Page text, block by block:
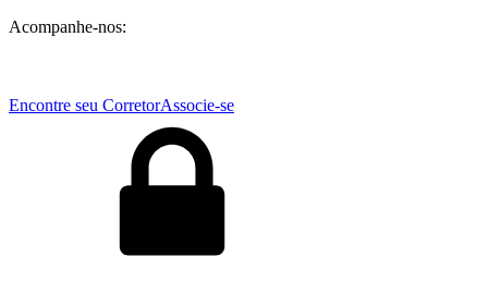
Acompanhe-nos:
Encontre seu CorretorAssocie-se